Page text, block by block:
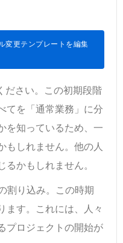
変更テンプレートを編集
ださい。この初期段階
てを「通常業務」に分
を知っているため、一
もしれません。他の人
かもしれません。
割り込み。この時期
ます。これには、人々
プロジェクトの開始が